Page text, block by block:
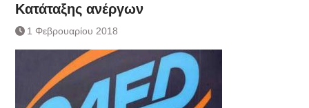
Κατάταξης ανέργων
1 Φεβρουαρίου 2018